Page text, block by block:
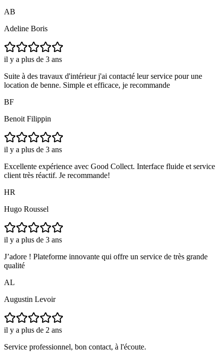
AB
Adeline Boris
il y a plus de 3 ans
Suite à des travaux d'intérieur j'ai contacté leur service pour une
location de benne. Simple et efficace, je recommande
BF
Benoit Filippin
il y a plus de 3 ans
Excellente expérience avec Good Collect. Interface fluide et service
client très réactif. Je recommande!
HR
Hugo Roussel
il y a plus de 3 ans
J’adore ! Plateforme innovante qui offre un service de très grande
qualité
AL
Augustin Levoir
il y a plus de 2 ans
Service professionnel, bon contact, à l'écoute.